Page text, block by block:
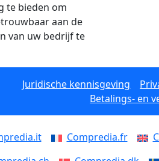
te bieden om
aan de
van uw bedrijf te
Juridische kennisgeving
Betalings- en
Compredia.fr